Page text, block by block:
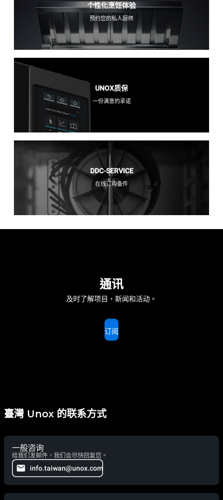
个性化烹饪体验
预约您的私人厨师
UNOX质保
一份满意的承诺
DDC-SERVICE
在线订购备件
通讯
及时了解项目，新闻和活动。
订阅
臺灣 Unox 的联系方式
一般咨询
给我们发邮件，我们会尽快回复您。
info.taiwan@unox.com